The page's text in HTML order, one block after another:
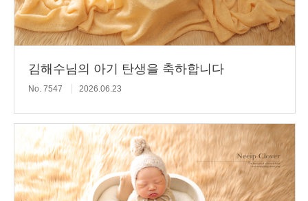
김해수님의 아기 탄생을 축하합니다
No. 7547 2026.06.23